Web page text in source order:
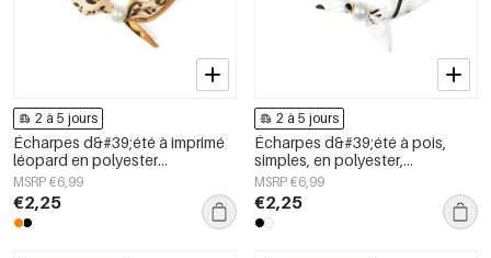
2 à 5 jours
Écharpes d&#39;été à imprimé
léopard en polyester
décontracté, accessoires du
quotidien
MSRP €6,99
€2,25
2 à 5 jours
Écharpes d&#39;été à pois,
simples, en polyester,
accessoires du quotidien
MSRP €6,99
€2,25